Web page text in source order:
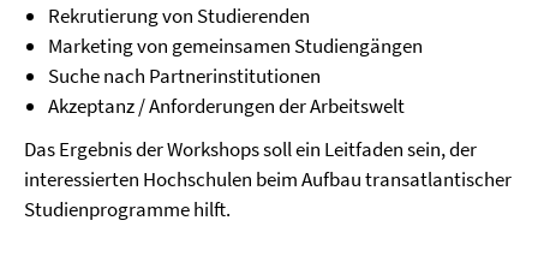
Rekrutierung von Studierenden
Marketing von gemeinsamen Studiengängen
Suche nach Partnerinstitutionen
Akzeptanz / Anforderungen der Arbeitswelt
Das Ergebnis der Workshops soll ein Leitfaden sein, der
interessierten Hochschulen beim Aufbau transatlantischer
Studienprogramme hilft.